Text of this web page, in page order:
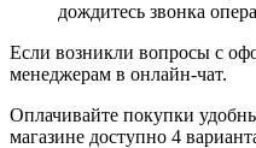
дождитесь звонка
Если возникли вопросы с
менеджерам в онлайн-чат.
Оплачивайте покупки
магазине доступно 4